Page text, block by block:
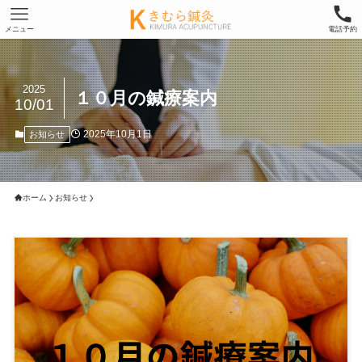
電話予約
メニュー
１０月の鍼療案内
2025
10/01
お知らせ 2025年10月1日
ホーム お知らせ